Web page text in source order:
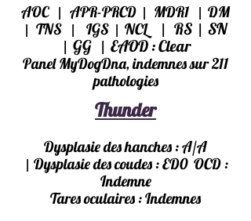
AOC | APR-PRCD | MDR1 | DM
| TNS | IGS | NCL | RS | SN
| GG | EAOD : Clear
Panel MyDogDna, indemnes sur 211
pathologies
Thunder
Dysplasiedes hanches : A/A
| Dysplasie des coudes : ED0 OCD:
Indemne
Tares oculaires : Indemnes